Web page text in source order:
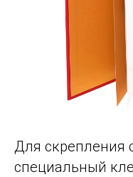
Для скрепления
специальный